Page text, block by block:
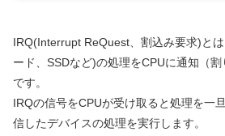
IRQ(Interrupt ReQuest、割込み要求)と
ード、SSDなど)の処理をCPUに通知（
です。
IRQの信号をCPUが受け取ると処理を一
信したデバイスの処理を実行します。